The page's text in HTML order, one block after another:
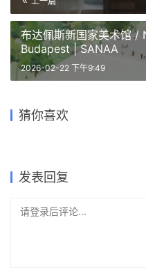
布达佩斯新国家美术馆
Budapest | SANAA
2026-02-22 下午9:49
猜你喜欢
Viggsö | Arrhov Frick
Cultural Centre | Estúdio
线性房屋 / Linear House | 帕
琳达·坎南加拉｜Palinda
发表回复
请登录后评论...